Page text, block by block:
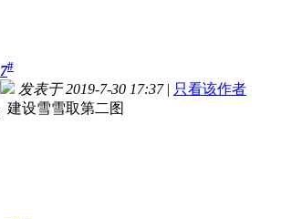
7#
发表于 2019-7-30 17:37 | 只看该作者
建设雪雪取第二图